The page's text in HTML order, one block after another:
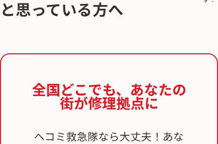
と思っている方へ
全国どこでも、 あなたの
街が修理拠点に
ヘコミ救急隊なら大丈夫！あな